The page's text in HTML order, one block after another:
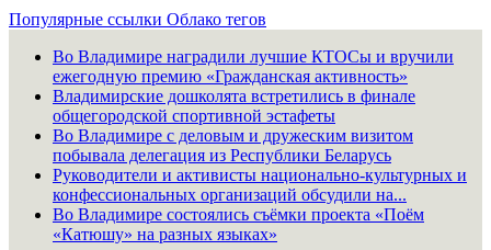
Популярные ссылки Облако тегов
Во Владимире наградили лучшие КТОСы и вручили
ежегодную премию «Гражданская активность»
Владимирские дошколята встретились в финале
общегородской спортивной эстафеты
Во Владимире с деловым и дружеским визитом
побывала делегация из Республики Беларусь
Руководители и активисты национально-культурных и
конфессиональных организаций обсудили на...
Во Владимире состоялись съёмки проекта «Поём
«Катюшу» на разных языках»